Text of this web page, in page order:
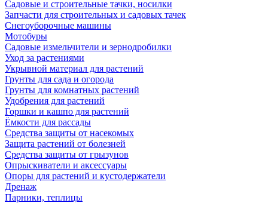
Садовые и строительные тачки, носилки
Запчасти для строительных и садовых тачек
Снегоуборочные машины
Мотобуры
Садовые измельчители и зернодробилки
Уход за растениями
Укрывной материал для растений
Грунты для сада и огорода
Грунты для комнатных растений
Удобрения для растений
Горшки и кашпо для растений
Ёмкости для рассады
Средства защиты от насекомых
Защита растений от болезней
Средства защиты от грызунов
Опрыскиватели и аксессуары
Опоры для растений и кустодержатели
Дренаж
Парники, теплицы